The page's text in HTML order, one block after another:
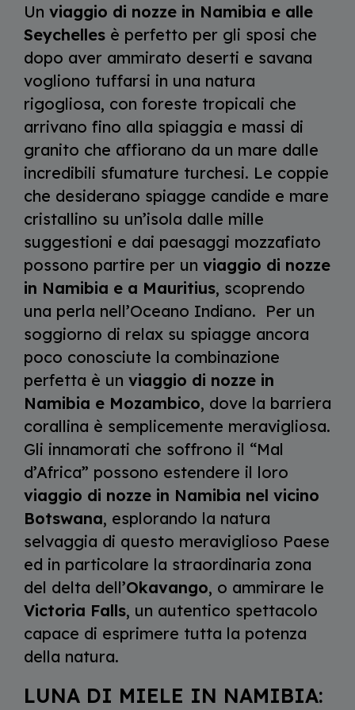
Un viaggio di nozze in Namibia e alle
Seychellesè perfetto per gli sposi che
dopo aver ammirato deserti e savana
vogliono tuffarsi in una natura
rigogliosa, con foreste tropicali che
arrivano fino alla spiaggia e massi di
granito che affiorano da un mare dalle
incredibili sfumature turchesi. Le coppie
che desiderano spiagge candide e mare
cristallino su un’isola dalle mille
suggestioni e dai paesaggi mozzafiato
possono partire per un viaggio di nozze
in Namibia e a Mauritius, scoprendo
una perla nell’Oceano Indiano. Per un
soggiorno di relax su spiagge ancora
poco conosciute la combinazione
perfetta è un viaggio di nozze in
Namibia e Mozambico, dove la barriera
corallina è semplicemente meravigliosa.
Gli innamorati che soffrono il “Mal
d’Africa” possono estendere il loro
viaggio di nozze in Namibia nel vicino
Botswana, esplorando la natura
selvaggia di questo meraviglioso Paese
ed in particolare la straordinaria zona
del delta dell’Okavango, o ammirare le
Victoria Falls, un autentico spettacolo
capace di esprimere tutta la potenza
della natura.
LUNA DI MIELE IN NAMIBIA: